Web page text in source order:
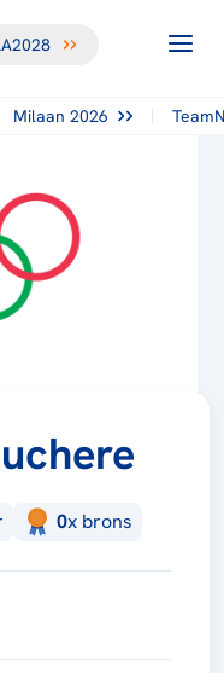
Milaan 2026
0x brons